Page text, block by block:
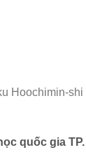
Hoochimin-
quốc gia TP.